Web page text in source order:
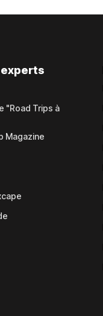
"Road Trips à
Magazine